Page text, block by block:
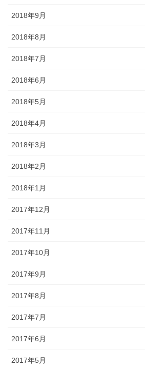
2018年9月
2018年8月
2018年7月
2018年6月
2018年5月
2018年4月
2018年3月
2018年2月
2018年1月
2017年12月
2017年11月
2017年10月
2017年9月
2017年8月
2017年7月
2017年6月
2017年5月